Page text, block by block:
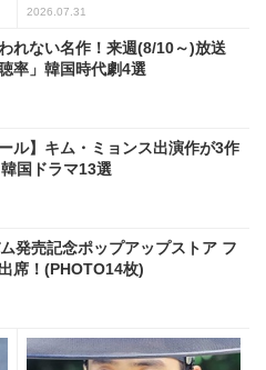
せマンガ”を公開！
2026.07.31
れない名作！来週(8/10～)放送
率」韓国時代劇4選
ル】キム・ミョンス出演作が3作
国ドラマ13選
発売記念ポップアップストア フ
席！(PHOTO14枚)